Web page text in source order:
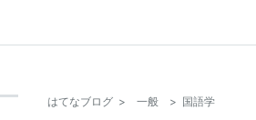
はてなブログ > 一般 > 国語学